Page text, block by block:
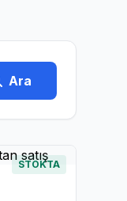
Ara
STOKTA